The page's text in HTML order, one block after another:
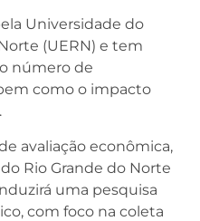
Universidade do
(UERN) e tem
número de
como o impacto
avaliação econômica,
Rio Grande do Norte
uma pesquisa
com foco na coleta